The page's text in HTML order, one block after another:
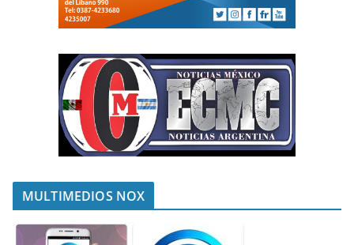
MULTIMEDIOS NOX